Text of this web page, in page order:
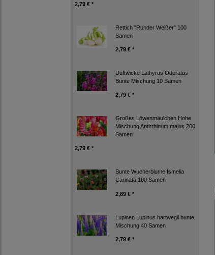
2,79 € *
Rettich "Runder Weißer" 100
Samen
2,79 € *
Duftwicke Lathyrus Odoratus
Bunte Mischung 10 Samen
2,79 € *
Großes Löwenmäulchen Hohe
Mischung Antirrhinum majus 200
Samen
2,79 € *
Bunte Wucherblume Ismelia
Carinata 100 Samen
2,89 € *
Lupinen Lupinus hartwegii bunte
Mischung 40 Samen
2,79 € *